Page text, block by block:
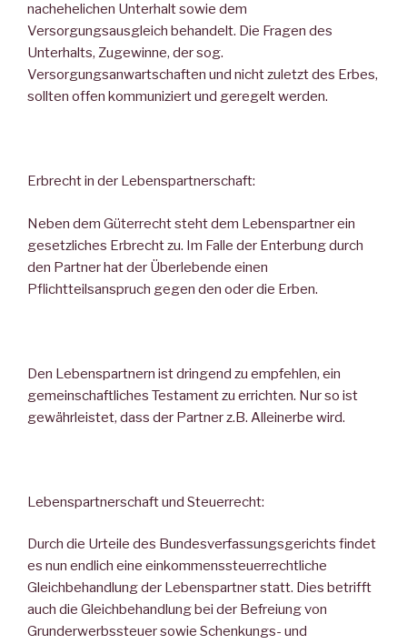
nachehelichen Unterhalt sowie dem
Versorgungsausgleich behandelt. Die Fragen des
Unterhalts, Zugewinne, der sog.
Versorgungsanwartschaften und nicht zuletzt des Erbes,
sollten offen kommuniziert und geregelt werden.
Erbrecht in der Lebenspartnerschaft:
Neben dem Güterrecht steht dem Lebenspartner ein
gesetzliches Erbrecht zu. Im Falle der Enterbung durch
den Partner hat der Überlebende einen
Pflichtteilsanspruch gegen den oder die Erben.
Den Lebenspartnern ist dringend zu empfehlen, ein
gemeinschaftliches Testament zu errichten. Nur so ist
gewährleistet, dass der Partner z.B. Alleinerbe wird.
Lebenspartnerschaft und Steuerrecht:
Durch die Urteile des Bundesverfassungsgerichts findet
es nun endlich eine einkommenssteuerrechtliche
Gleichbehandlung der Lebenspartner statt. Dies betrifft
auch die Gleichbehandlung bei der Befreiung von
Grunderwerbssteuer sowie Schenkungs- und